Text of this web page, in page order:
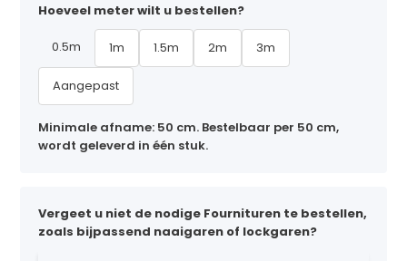
Hoeveel meter wilt u bestellen?
0.5m 1m 1.5m 2m 3m
Aangepast
Minimale afname: 50 cm. Bestelbaar per 50 cm,
wordt geleverd in één stuk.
Vergeet u niet de nodige Fournituren te bestellen,
zoals bijpassend naaigaren of lockgaren?